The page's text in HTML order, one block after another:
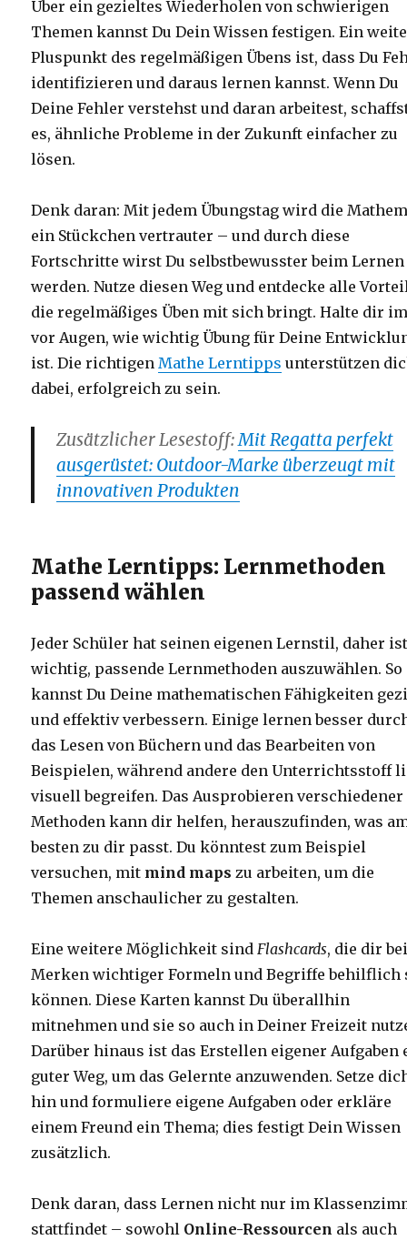
Über ein gezieltes Wiederholen von schwierigen
Themen kannst Du Dein Wissen festigen. Ein
Pluspunkt des regelmäßigen Übens ist, dass Du
identifizieren und daraus lernen kannst. Wenn Du
Deine Fehler verstehst und daran arbeitest,
es, ähnliche Probleme in der Zukunft einfacher zu
lösen.
Denk daran: Mit jedem Übungstag wird die
ein Stückchen vertrauter – und durch diese
Fortschritte wirst Du selbstbewusster beim Lernen
werden. Nutze diesen Weg und entdecke alle
die regelmäßiges Üben mit sich bringt. Halte dir
vor Augen, wie wichtig Übung für Deine
ist. Die richtigenMathe Lerntipps unterstützen
dabei, erfolgreich zu sein.
Zusätzlicher Lesestoff:Mit Regatta perfekt
ausgerüstet: Outdoor-Marke überzeugt mit
innovativen Produkten
Mathe Lerntipps: Lernmethoden
passend wählen
Jeder Schüler hat seinen eigenen Lernstil, daher
wichtig, passende Lernmethoden auszuwählen. So
kannst Du Deine mathematischen Fähigkeiten
und effektiv verbessern. Einige lernen besser
das Lesen von Büchern und das Bearbeiten von
Beispielen, während andere den Unterrichtsstoff
visuell begreifen. Das Ausprobieren verschiedener
Methoden kann dir helfen, herauszufinden, was
besten zu dir passt. Du könntest zum Beispiel
versuchen, mit mind maps zu arbeiten, um die
Themen anschaulicher zu gestalten.
Eine weitere Möglichkeit sindFlashcards, die dir
Merken wichtiger Formeln und Begriffe behilflich
können. Diese Karten kannst Du überallhin
mitnehmen und sie so auch in Deiner Freizeit
Darüber hinaus ist das Erstellen eigener Aufgaben
guter Weg, um das Gelernte anzuwenden. Setze
hin und formuliere eigene Aufgaben oder erkläre
einem Freund ein Thema; dies festigt Dein Wissen
zusätzlich.
Denk daran, dass Lernen nicht nur im
stattfindet – sowohl Online-Ressourcen als auch